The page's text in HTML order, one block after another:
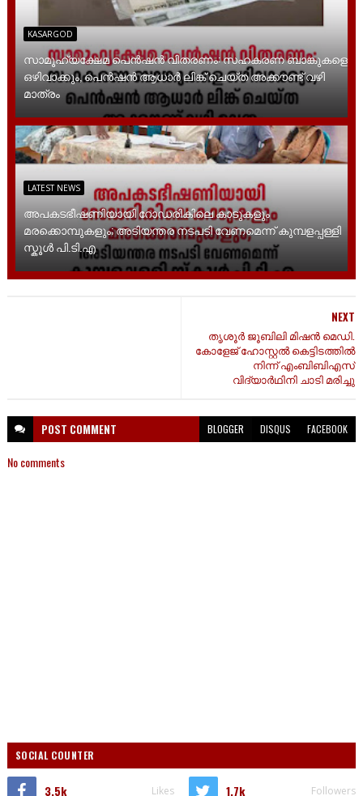
KASARGOD
സാമൂ​ഹ്യക്ഷേമ പെൻഷൻ വിതരണം: സഹകരണ ബാങ്കുകളെ
ഒഴിവാക്കും, പെൻഷൻ ആധാർ‌ ലിങ്ക് ചെയ്ത അക്കൗണ്ട് വഴി
മാത്രം
LATEST NEWS
അപകടഭീഷണിയായി റോഡരികിലെ കാടുകളും
മരക്കൊമ്പുകളും; അടിയന്തര നടപടി വേണമെന്ന് കുമ്പളപ്പള്ളി
സ്കൂൾ പി.ടി.എ
NEXT
തൃശൂർ ജൂബിലി മിഷൻ മെഡി.
കോളേജ് ഹോസ്റ്റൽ കെട്ടിടത്തിൽ
നിന്ന് എംബിബിഎസ്
വിദ്യാർഥിനി ചാടി മരിച്ചു
POST COMMENT BLOGGER DISQUS FACEBOOK
No comments
SOCIAL COUNTER
3.5k Likes 1.7k Followers